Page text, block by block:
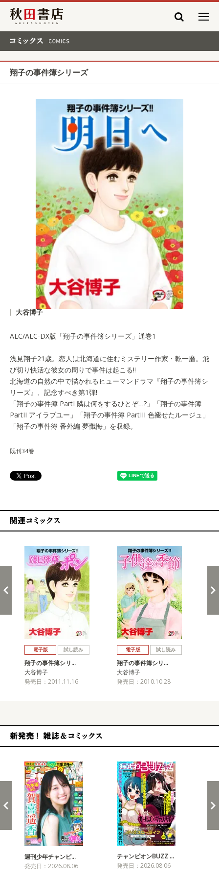
秋田書店
翔子の事件簿シリーズ
大谷博子
ALC/ALC-DX版「翔子の事件簿シリーズ」通巻1
浅見翔子21歳。恋人は北海道に住むミステリー作家・乾一磨。飛
び切り快活な彼女の周りで事件は起こる!!
北海道の自然の中で描かれるヒューマンドラマ『翔子の事件簿シ
リーズ』、記念すべき第1弾!
「翔子の事件簿 PartI 隣は何をするひとぞ…?」「翔子の事件簿
PartII アイラブユー」「翔子の事件簿 PartIII 色褪せたルージュ」
「翔子の事件簿 番外編 夢懺悔」を収録。
既刊34巻
電子版 試し読み
翔子の事件簿シリ…
大谷博子
発売日：2011.11.16
電子版 試し読み
翔子の事件簿シリ…
大谷博子
発売日：2010.10.28
週刊少年チャンピ…
発売日：2026.08.06
チャンピオンBUZZ …
発売日：2026.08.06